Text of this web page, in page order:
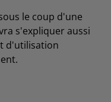
le coup d'une
s'expliquer aussi
d'utilisation